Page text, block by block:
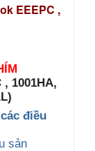
EEEPC ,
, 1001HA,
điều
sản